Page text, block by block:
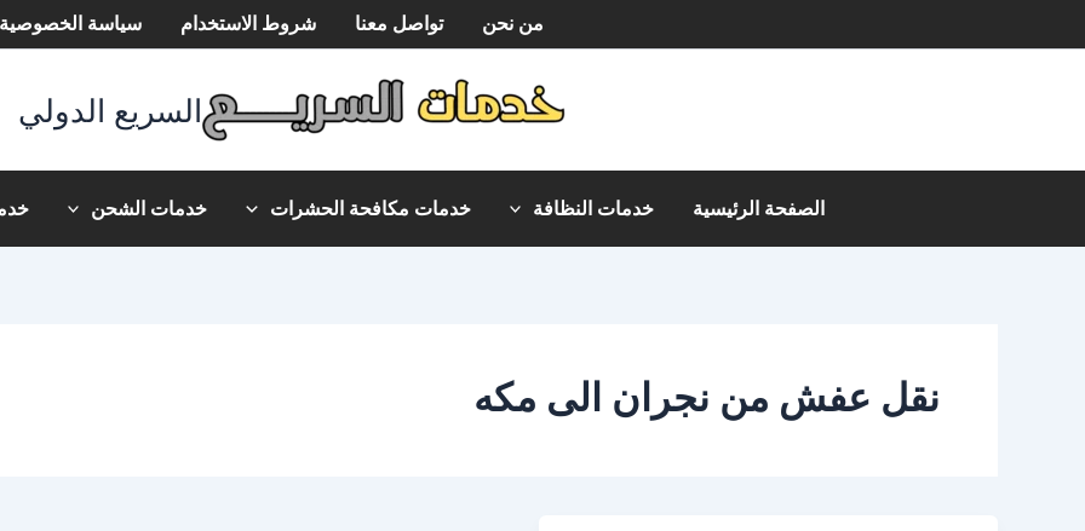
إلى
من نحن تواصل معنا شروط الاستخدام سياسة الخصوصية
السريع الدولي
الصفحة الرئيسية خدمات النظافة خدمات مكافحة الحشرات خدمات الشحن
نقل عفش من نجران الى مكه